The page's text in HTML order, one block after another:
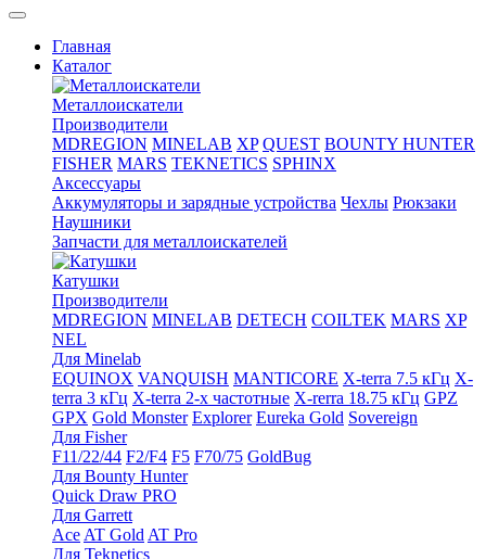
Главная
Каталог
Металлоискатели
Производители
MDREGION MINELAB XP QUEST BOUNTY HUNTER
FISHER MARS TEKNETICS SPHINX
Аксессуары
Аккумуляторы и зарядные устройства Чехлы Рюкзаки
Наушники
Запчасти для металлоискателей
Катушки
Производители
MDREGION MINELAB DETECH COILTEK MARS XP
NEL
Для Minelab
EQUINOX VANQUISH MANTICORE X-terra 7.5 кГц X-
terra 3 кГц X-terra 2-х частотные X-rerra 18.75 кГц GPZ
GPX Gold Monster Explorer Eureka Gold Sovereign
Для Fisher
F11/22/44 F2/F4 F5 F70/75 GoldBug
Для Bounty Hunter
Quick Draw PRO
Для Garrett
Ace AT Gold AT Pro
Для Teknetics